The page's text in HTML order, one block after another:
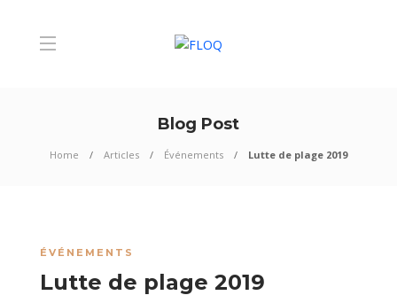
Blog Post
Home Articles Événements Lutte de plage 2019
ÉVÉNEMENTS
Lutte de plage 2019